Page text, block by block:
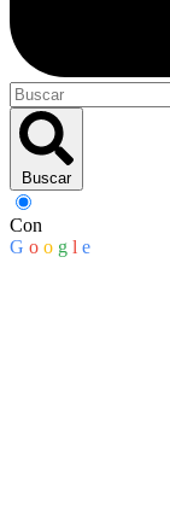
Buscar
Con
G o o g l e